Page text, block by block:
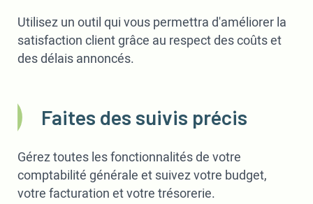
Utilisez un outil qui vous permettra d'améliorer la
satisfaction client grâce au respect des coûts et
des délais annoncés.
Faites des suivis précis
Gérez toutes les fonctionnalités de votre
comptabilité générale et suivez votre budget,
votre facturation et votre trésorerie.